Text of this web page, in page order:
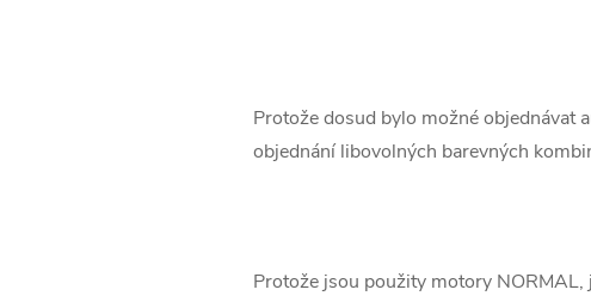
Protože dosud bylo možné objednávat
objednání libovolných barevných
Protože jsou použity motory